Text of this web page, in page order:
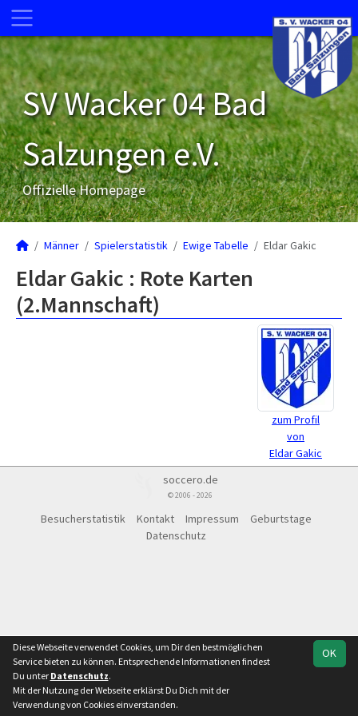
SV Wacker 04 Bad
Salzungen e.V.
Offizielle Homepage
Männer Spielerstatistik Ewige Tabelle Eldar Gakic
Eldar Gakic : Rote Karten
(2.Mannschaft)
zum Profil
von
Eldar Gakic
soccero.de
© 2006 - 2026
Besucherstatistik Kontakt Impressum
Geburtstage
Datenschutz
OK
Diese Webseite verwendet Cookies, um Dir den bestmöglichen
Service bieten zu können. Entsprechende Informationen findest
Du unter Datenschutz.
Mit der Nutzung der Webseite erklärst Du Dich mit der
Verwendung von Cookies einverstanden.